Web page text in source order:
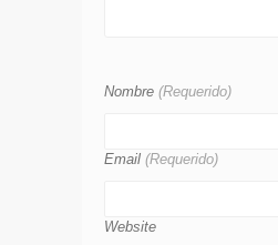
Nombre (Requerido)
Email (Requerido)
Website